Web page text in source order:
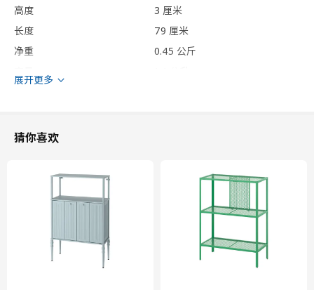
高度
3 厘米
长度
79 厘米
净重
0.45 公斤
保养说明和环境和材料
用布块沾中性清洁剂充分擦洗
环境和材料
主件/ 外套/ 铆钉/ 栓:
展开更多
猜你喜欢